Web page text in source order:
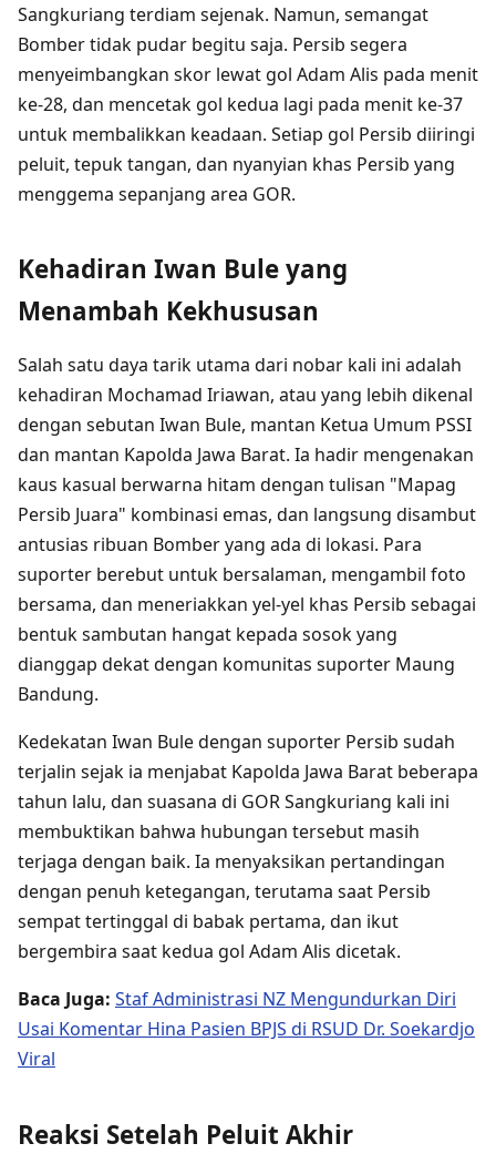
Sangkuriang terdiam sejenak. Namun, semangat
Bomber tidak pudar begitu saja. Persib segera
menyeimbangkan skor lewat gol Adam Alis pada menit
ke-28, dan mencetak gol kedua lagi pada menit ke-37
untuk membalikkan keadaan. Setiap gol Persib diiringi
peluit, tepuk tangan, dan nyanyian khas Persib yang
menggema sepanjang area GOR.
Kehadiran Iwan Bule yang
Menambah Kekhususan
Salah satu daya tarik utama dari nobar kali ini adalah
kehadiran Mochamad Iriawan, atau yang lebih dikenal
dengan sebutan Iwan Bule, mantan Ketua Umum PSSI
dan mantan Kapolda Jawa Barat. Ia hadir mengenakan
kaus kasual berwarna hitam dengan tulisan "Mapag
Persib Juara" kombinasi emas, dan langsung disambut
antusias ribuan Bomber yang ada di lokasi. Para
suporter berebut untuk bersalaman, mengambil foto
bersama, dan meneriakkan yel-yel khas Persib sebagai
bentuk sambutan hangat kepada sosok yang
dianggap dekat dengan komunitas suporter Maung
Bandung.
Kedekatan Iwan Bule dengan suporter Persib sudah
terjalin sejak ia menjabat Kapolda Jawa Barat beberapa
tahun lalu, dan suasana di GOR Sangkuriang kali ini
membuktikan bahwa hubungan tersebut masih
terjaga dengan baik. Ia menyaksikan pertandingan
dengan penuh ketegangan, terutama saat Persib
sempat tertinggal di babak pertama, dan ikut
bergembira saat kedua gol Adam Alis dicetak.
Baca Juga: Staf Administrasi NZ Mengundurkan Diri
Usai Komentar Hina Pasien BPJS di RSUD Dr. Soekardjo
Viral
Reaksi Setelah Peluit Akhir